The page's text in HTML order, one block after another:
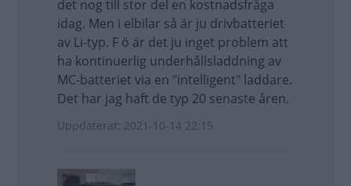
det nog till stor del en kostnadsfråga
idag. Men i elbilar så är ju drivbatteriet
av Li-typ. F ö är det ju inget problem att
ha kontinuerlig underhållsladdning av
MC-batteriet via en "intelligent" laddare.
Det har jag haft de typ 20 senaste åren.
Uppdaterat: 2021-10-14 22:15